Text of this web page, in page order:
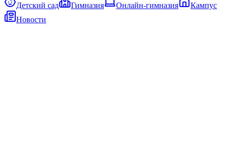
Детский сад
Гимназия Онлайн-гимназия
Кампус
Новости